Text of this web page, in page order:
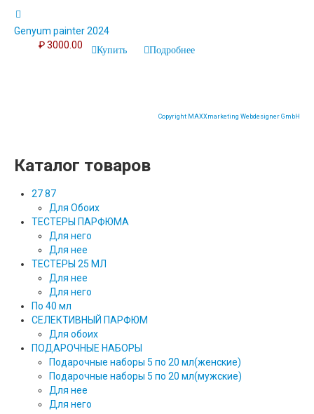
Genyum painter 2024
₽ 3000.00
Купить Подробнее
Copyright MAXXmarketing Webdesigner GmbH
Каталог товаров
27 87
Для Обоих
ТЕСТЕРЫ ПАРФЮМА
Для него
Для нее
ТЕСТЕРЫ 25 МЛ
Для нее
Для него
По 40 мл
СЕЛЕКТИВНЫЙ ПАРФЮМ
Для обоих
ПОДАРОЧНЫЕ НАБОРЫ
Подарочные наборы 5 по 20 мл(женские)
Подарочные наборы 5 по 20 мл(мужские)
Для нее
Для него